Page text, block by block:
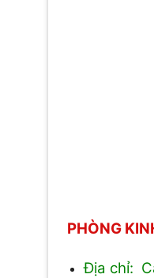
PHÒNG
Địa chỉ: